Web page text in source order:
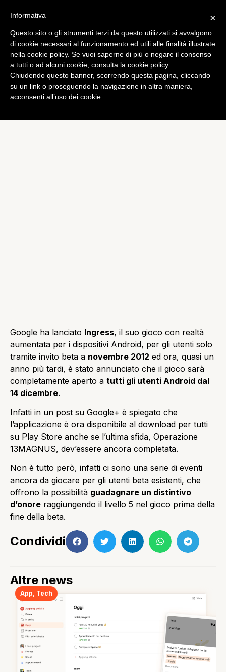
App
Ingress disponibile per tutti
dal 14 dicembre
di Alessandro Moretti
Google ha lanciato Ingress, il suo gioco con realtà
aumentata per i dispositivi Android, per gli utenti solo
tramite invito beta a novembre 2012 ed ora, quasi un
anno più tardi, è stato annunciato che il gioco sarà
completamente aperto a tutti gli utenti Android dal
14 dicembre.
Infatti in un post su Google+ è spiegato che
l’applicazione è ora disponibile al download per tutti
su Play Store anche se l’ultima sfida, Operazione
13MAGNUS, dev’essere ancora completata.
Non è tutto però, infatti ci sono una serie di eventi
ancora da giocare per gli utenti beta esistenti, che
offrono la possibilità guadagnare un distintivo
d’onore raggiungendo il livello 5 nel gioco prima della
fine della beta.
Condividi
Altre news
App Tech
×
Informativa
Questo sito o gli strumenti terzi da questo utilizzati si avvalgono
di cookie necessari al funzionamento ed utili alle finalità illustrate
nella cookie policy. Se vuoi saperne di più o negare il consenso
a tutti o ad alcuni cookie, consulta la cookie policy.
Chiudendo questo banner, scorrendo questa pagina, cliccando
su un link o proseguendo la navigazione in altra maniera,
acconsenti all’uso dei cookie.